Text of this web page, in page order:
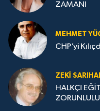
ZAMANI
MEHMET
CHP’yi
ZEKI
HALKÇI